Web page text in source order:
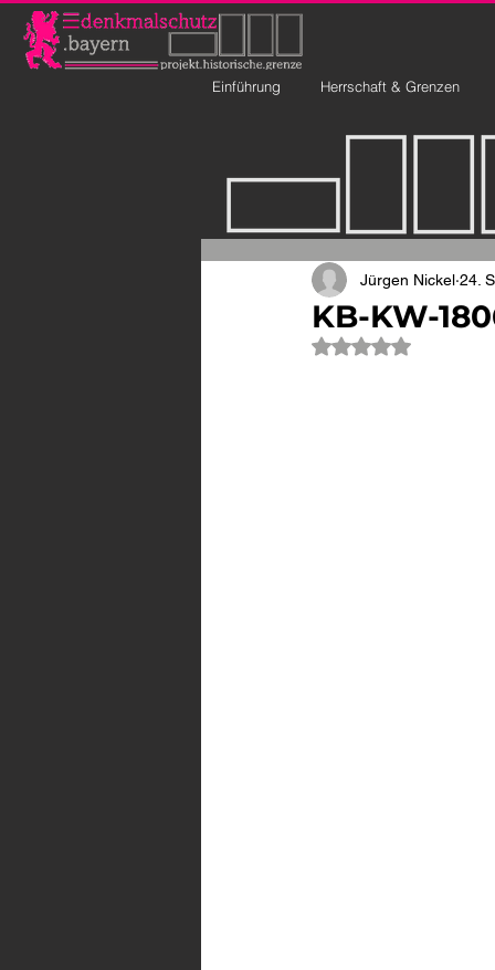
Einführung Herrschaft & Grenzen
KB-KW-
Jürgen Nickel 24.
Mit NaN von 5